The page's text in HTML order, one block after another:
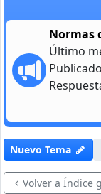
Normas
Último
Nuevo Tema
Volver a Índice